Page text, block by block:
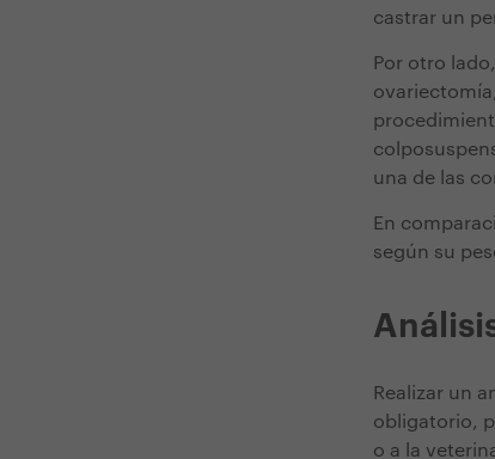
castrar un
Por otro
una de las
En
según su
Realizar un
obligatorio,
o a la